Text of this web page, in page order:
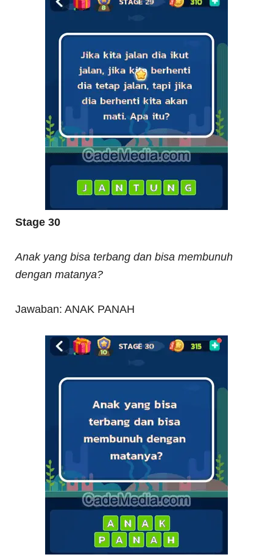
Stage 30
Anak yang bisa terbang dan bisa membunuh
dengan matanya?
Jawaban: ANAK PANAH